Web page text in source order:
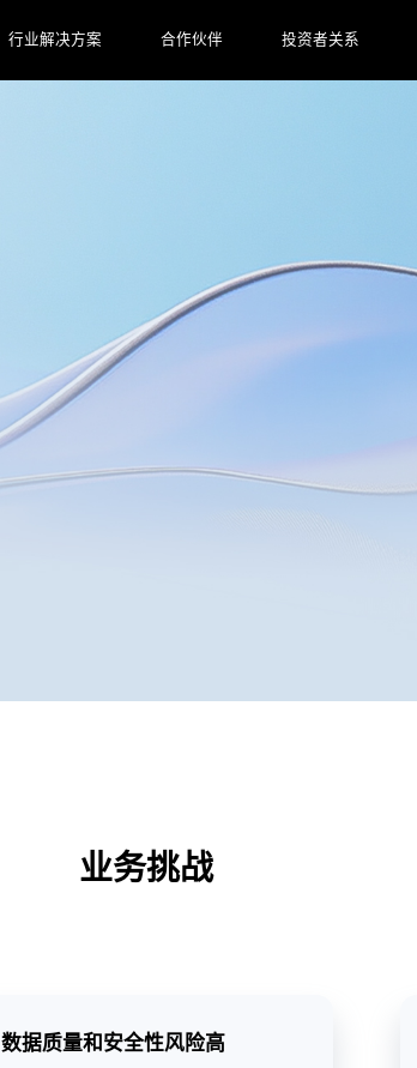
行业解决方案 合作伙伴 投资者关系
业务挑战
数据质量和安全性风险高